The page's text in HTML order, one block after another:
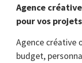
Agence
pour vos
Agence créative
budget,